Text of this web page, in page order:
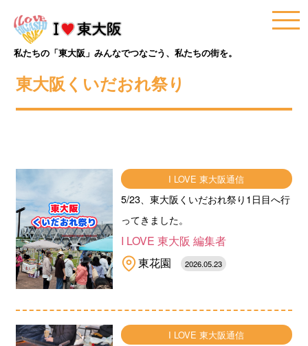
私たちの「東大阪」みんなでつなごう、私たちの街を。
東大阪くいだおれ祭り
I LOVE 東大阪通信
5/23、東大阪くいだおれ祭り1日目へ行
ってきました。
I LOVE 東大阪 編集者
東花園
2026.05.23
I LOVE 東大阪通信